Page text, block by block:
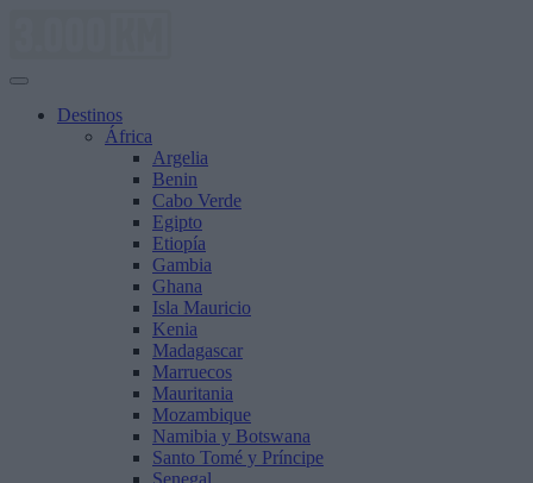
Destinos
África
Argelia
Benin
Cabo Verde
Egipto
Etiopía
Gambia
Ghana
Isla Mauricio
Kenia
Madagascar
Marruecos
Mauritania
Mozambique
Namibia y Botswana
Santo Tomé y Príncipe
Senegal